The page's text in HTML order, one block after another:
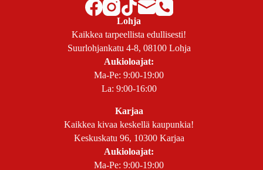
Lohja
Kaikkea tarpeellista edullisesti!
Suurlohjankatu 4-8, 08100 Lohja
Aukioloajat:
Ma-Pe: 9:00-19:00
La: 9:00-16:00
Karjaa
Kaikkea kivaa keskellä kaupunkia!
Keskuskatu 96, 10300 Karjaa
Aukioloajat:
Ma-Pe: 9:00-19:00